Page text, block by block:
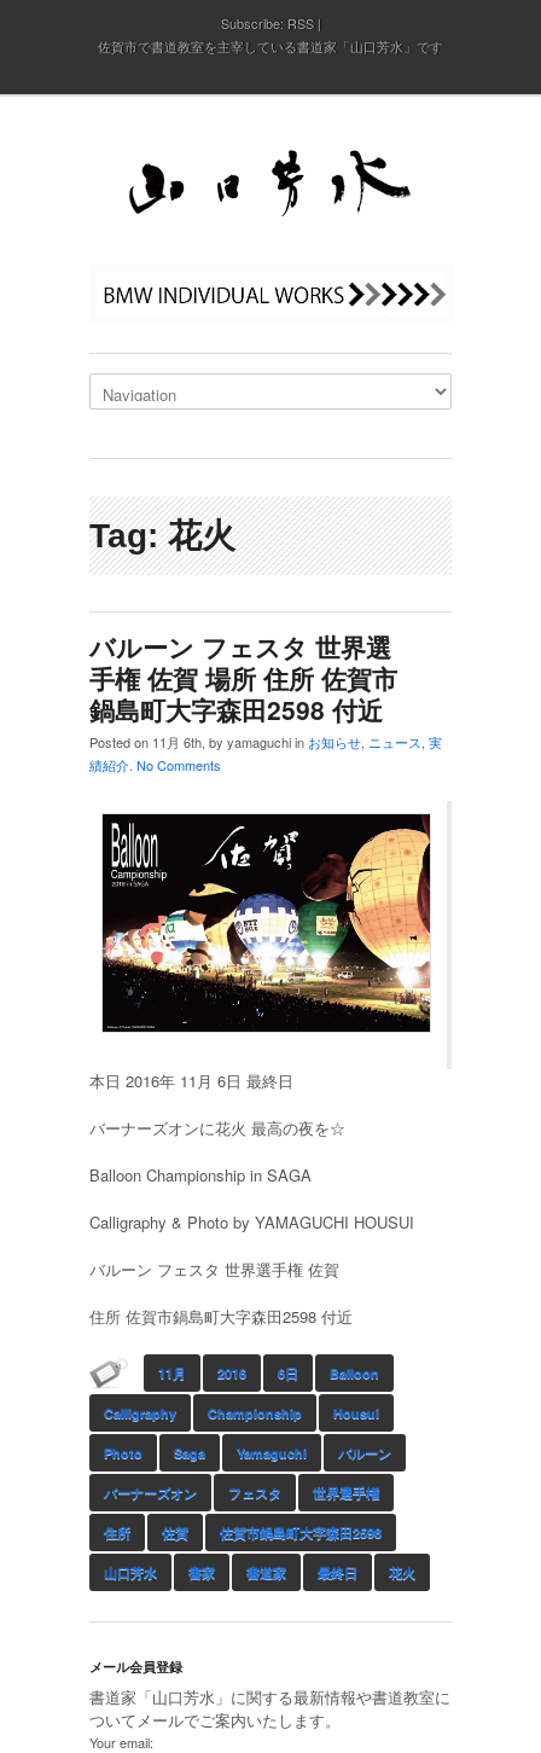
Subscribe: RSS
佐賀市で書道教室を主宰している書道家「山口芳水」です
Tag: 花火
バルーン フェスタ 世界選
手権 佐賀 場所 住所 佐賀市
鍋島町大字森田2598 付近
Posted on 11月 6th, by yamaguchi in お知らせ, ニュース, 実
績紹介. No Comments
本日 2016年 11月 6日 最終日
バーナーズオンに花火 最高の夜を☆
Balloon Championship in SAGA
Calligraphy & Photo by YAMAGUCHI HOUSUI
バルーン フェスタ 世界選手権 佐賀
住所 佐賀市鍋島町大字森田2598 付近
11月 2016 6日 Balloon
Calligraphy Championship Housui
Photo Saga Yamaguchi バルーン
バーナーズオン フェスタ 世界選手権
住所 佐賀 佐賀市鍋島町大字森田2598
山口芳水 書家 書道家 最終日 花火
メール会員登録
書道家「山口芳水」に関する最新情報や書道教室に
ついてメールでご案内いたします。
Your email: